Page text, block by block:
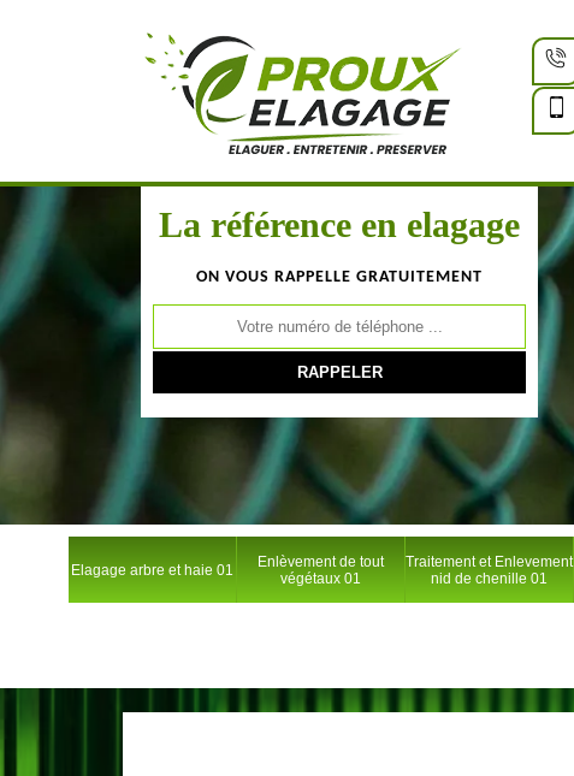
La référence en elagage
ON VOUS RAPPELLE GRATUITEMENT
Elagage arbre et haie 01
Enlèvement de tout
végétaux 01
Traitement et Enlevement
nid de chenille 01